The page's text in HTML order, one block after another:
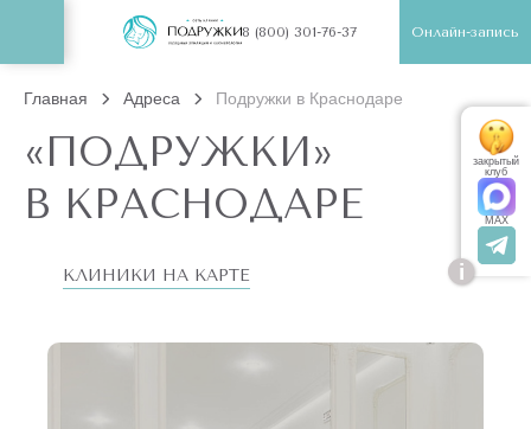
8 (800) 301-76-37 Онлайн-запись
Главная Адреса Подружки в Краснодаре
«ПОДРУЖКИ»
В КРАСНОДАРЕ
КЛИНИКИ НА КАРТЕ i
закрытый
клуб
MAX